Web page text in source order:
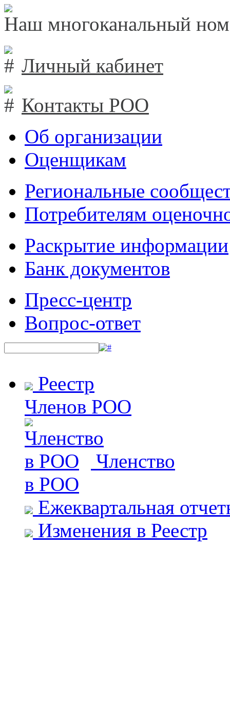
Наш многоканальный
Личный кабинет
Контакты РОО
Об организации
Оценщикам
Региональные
Потребителям
Раскрытие информации
Банк документов
Пресс-центр
Вопрос-ответ
Реестр
Членов РОО
Членство
в РОО
Ежеквартальная
Изменения в Реестр